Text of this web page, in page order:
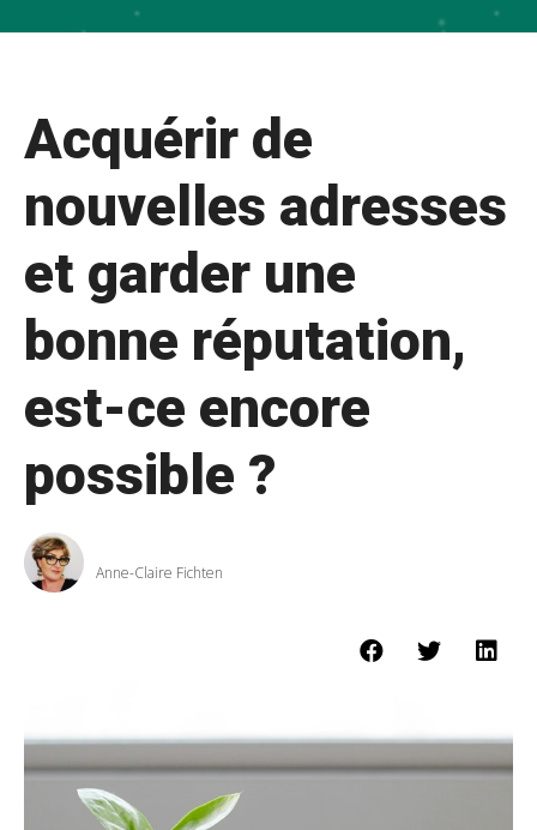
Acquérir de
nouvelles adresses
et garder une
bonne réputation,
est-ce encore
possible ?
Anne-Claire Fichten